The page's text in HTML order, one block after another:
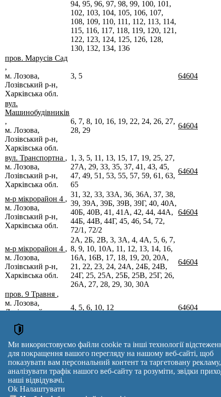
Поштові індекси України. Оновлено : 27-07-2026.
94, 95, 96, 97, 98, 99, 100, 101,
102, 103, 104, 105, 106, 107,
108, 109, 110, 111, 112, 113, 114,
115, 116, 117, 118, 119, 120, 121,
122, 123, 124, 125, 126, 128,
130, 132, 134, 136
пров. Марусів Сад
,
м. Лозова,
Лозівський р-н,
Харківська обл.
3, 5 64604
вул.
Машинобудівників
,
м. Лозова,
Лозівський р-н,
Харківська обл.
6, 7, 8, 10, 16, 19, 22, 24, 26, 27,
28, 29
64604
вул. Транспортна ,
м. Лозова,
Лозівський р-н,
Харківська обл.
1, 3, 5, 11, 13, 15, 17, 19, 25, 27,
27А, 29, 33, 35, 37, 41, 43, 45,
47, 49, 51, 53, 55, 57, 59, 61, 63,
65
64604
м-р мікрорайон 4 ,
м. Лозова,
Лозівський р-н,
Харківська обл.
31, 32, 33, 33А, 36, 36А, 37, 38,
39, 39А, 39Б, 39В, 39Г, 40, 40А,
40Б, 40В, 41, 41А, 42, 44, 44А,
44Б, 44В, 44Г, 45, 46, 54, 72,
72/1, 72/2
64604
м-р мікрорайон 4 ,
м. Лозова,
Лозівський р-н,
Харківська обл.
2А, 2Б, 2В, 3, 3А, 4, 4А, 5, 6, 7,
8, 9, 10, 10А, 11, 12, 13, 14, 16,
16А, 16В, 17, 18, 19, 20, 20А,
21, 22, 23, 24, 24А, 24Б, 24В,
24Г, 25, 25А, 25Б, 25В, 25Г, 26,
26А, 27, 28, 29, 30, 30А
64604
пров. 9 Травня ,
м. Лозова,
Лозівський р-н,
4, 5, 6, 10, 12 64604
Вулиця № будинків
Індекс
reklama
Правила
Допомога
Платні
послуги
Політика
конфіденційності
Зворотній
зв'язок
Ми використовуємо файли cookie та інші технології
для покращення вашого перегляду на нашому веб-сайті, щоб
показувати вам персональний контент та таргетовану рекламу,
аналізувати трафік нашого веб-сайту та розуміти, звідки
наші відвідувачі.
Ok Налаштувати